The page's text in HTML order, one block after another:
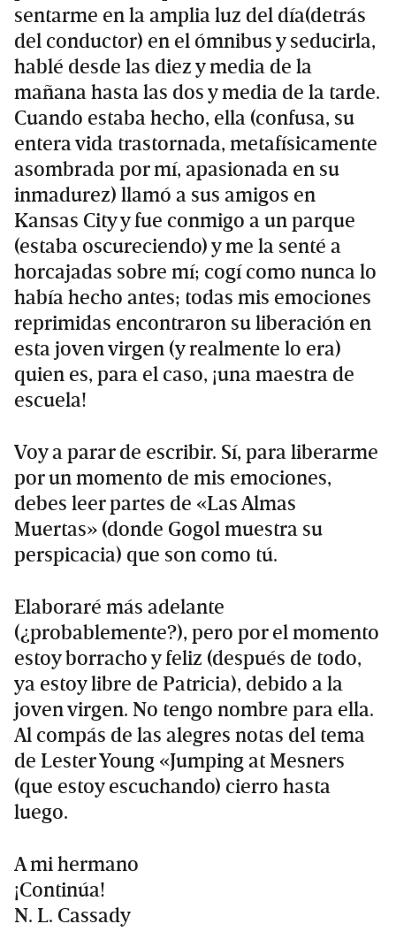
sentarme en la amplia luz del día(detrás
del conductor) en el ómnibus y seducirla,
hablé desde las diez y media de la
mañana hasta las dos y media de la tarde.
Cuando estaba hecho, ella (confusa, su
entera vida trastornada, metafísicamente
asombrada por mí, apasionada en su
inmadurez) llamó a sus amigos en
Kansas City y fue conmigo a un parque
(estaba oscureciendo) y me la senté a
horcajadas sobre mí; cogí como nunca lo
había hecho antes; todas mis emociones
reprimidas encontraron su liberación en
esta joven virgen (y realmente lo era)
quien es, para el caso, ¡una maestra de
escuela!
Voy a parar de escribir. Sí, para liberarme
por un momento de mis emociones,
debes leer partes de «Las Almas
Muertas» (donde Gogol muestra su
perspicacia) que son como tú.
Elaboraré más adelante
(¿probablemente?), pero por el momento
estoy borracho y feliz (después de todo,
ya estoy libre de Patricia), debido a la
joven virgen. No tengo nombre para ella.
Al compás de las alegres notas del tema
de Lester Young «Jumping at Mesners
(que estoy escuchando) cierro hasta
luego.
A mi hermano
¡Continúa!
N. L. Cassady